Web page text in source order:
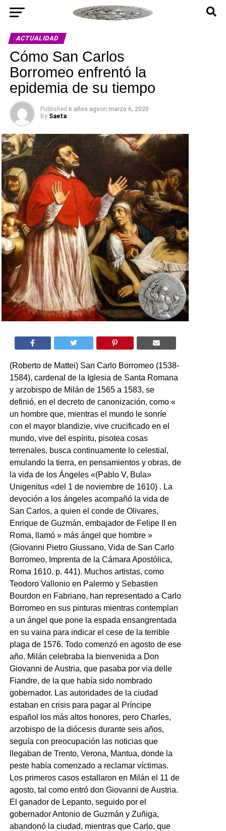
ACTUALIDAD
Cómo San Carlos
Borromeo enfrentó la
epidemia de su tiempo
Published 6 años agoon marzo 6, 2020
By Saeta
(Roberto de Mattei) San Carlo Borromeo (1538-
1584), cardenal de la Iglesia de Santa Romana
y arzobispo de Milán de 1565 a 1583, se
definió, en el decreto de canonización, como «
un hombre que, mientras el mundo le sonríe
con el mayor blandizie, vive crucificado en el
mundo, vive del espíritu, pisotea cosas
terrenales, busca continuamente lo celestial,
emulando la tierra, en pensamientos y obras, de
la vida de los Ángeles «(Pablo V, Bula»
Unigenitus «del 1 de noviembre de 1610) . La
devoción a los ángeles acompañó la vida de
San Carlos, a quien el conde de Olivares,
Enrique de Guzmán, embajador de Felipe II en
Roma, llamó » más ángel que hombre »
(Giovanni Pietro Giussano, Vida de San Carlo
Borromeo, Imprenta de la Cámara Apostólica,
Roma 1610, p. 441). Muchos artistas, como
Teodoro Vallonio en Palermo y Sebastien
Bourdon en Fabriano, han representado a Carlo
Borromeo en sus pinturas mientras contemplan
a un ángel que pone la espada ensangrentada
en su vaina para indicar el cese de la terrible
plaga de 1576. Todo comenzó en agosto de ese
año. Milán celebraba la bienvenida a Don
Giovanni de Austria, que pasaba por via delle
Fiandre, de la que había sido nombrado
gobernador. Las autoridades de la ciudad
estaban en crisis para pagar al Príncipe
español los más altos honores, pero Charles,
arzobispo de la diócesis durante seis años,
seguía con preocupación las noticias que
llegaban de Trento, Verona, Mantua, donde la
peste había comenzado a reclamar víctimas.
Los primeros casos estallaron en Milán el 11 de
agosto, tal como entró don Giovanni de Austria.
El ganador de Lepanto, seguido por el
gobernador Antonio de Guzmán y Zuñiga,
abandonó la ciudad, mientras que Carlo, que